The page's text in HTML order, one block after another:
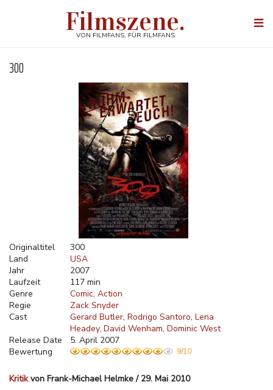
Filmszene.
VON FILMFANS, FÜR FILMFANS
300
Originaltitel
300
Land
USA
Jahr
2007
Laufzeit
117 min
Genre
Comic Action
Regie
Zack Snyder
Cast
Gerard Butler Rodrigo Santoro Lena
Headey David Wenham Dominic West
Release Date
5. April 2007
Bewertung
9/10
Kritikvon Frank-Michael Helmke / 29. Mai 2010